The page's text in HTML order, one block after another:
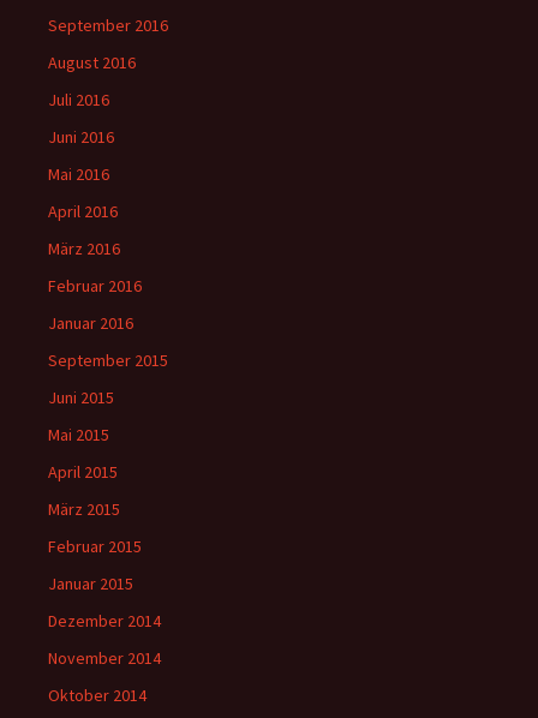
September 2016
August 2016
Juli 2016
Juni 2016
Mai 2016
April 2016
März 2016
Februar 2016
Januar 2016
September 2015
Juni 2015
Mai 2015
April 2015
März 2015
Februar 2015
Januar 2015
Dezember 2014
November 2014
Oktober 2014